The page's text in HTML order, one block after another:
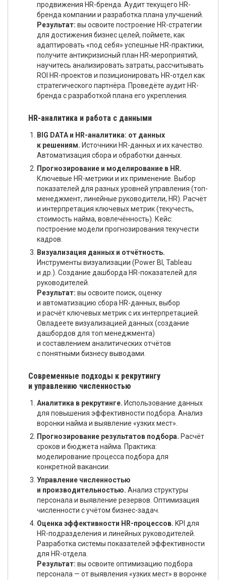
продвижения HR-бренда. Аудит текущего HR-
бренда компании и разработка плана улучшений.
Результат: вы освоите построение HR-стратегии
для достижения бизнес целей, поймете, как
адаптировать «под себя» успешные HR-практики,
получите антикризисный план HR-мероприятий,
научитесь анализировать затраты, рассчитывать
ROI HR-проектов и позиционировать HR-отдел как
стратегического партнёра. Проведёте аудит HR-
бренда с разработкой плана его укрепления.
HR-аналитика и работа с данными
BIG DATA и HR-аналитика: от данных
к решениям. Источники HR-данных и их качество.
Автоматизация сбора и обработки данных.
Прогнозирование и моделирование в HR.
Ключевые HR-метрики и их применение. Выбор
показателей для разных уровней управления (топ-
менеджмент, линейные руководители, HR). Расчёт
и интерпретация ключевых метрик (текучесть,
стоимость найма, вовлечённость). Кейс:
построение модели прогнозирования текучести
кадров.
Визуализация данных и отчётность.
Инструменты визуализации (Power BI, Tableau
и др.). Создание дашборда HR-показателей для
руководителей.
Результат: вы освоите поиск, оценку
и автоматизацию сбора HR-данных, выбор
и расчёт ключевых метрик с их интерпретацией.
Овладеете визуализацией данных (создание
дашбордов для топ менеджмента)
и составлением аналитических отчётов
с понятными бизнесу выводами.
Современные подходы к рекрутингу
и управлению численностью
Аналитика в рекрутинге. Использование данных
для повышения эффективности подбора. Анализ
воронки найма и выявление «узких мест».
Прогнозирование результатов подбора. Расчёт
сроков и бюджета найма. Практика:
моделирование процесса подбора для
конкретной вакансии.
Управление численностью
и производительностью. Анализ структуры
персонала и выявление резервов. Оптимизация
численности с учётом бизнес-задач.
Оценка эффективности HR-процессов. KPI для
HR-подразделения и линейных руководителей.
Разработка системы показателей эффективности
для HR-отдела.
Результат: вы освоите оптимизацию подбора
персонала — от выявления «узких мест» в воронке